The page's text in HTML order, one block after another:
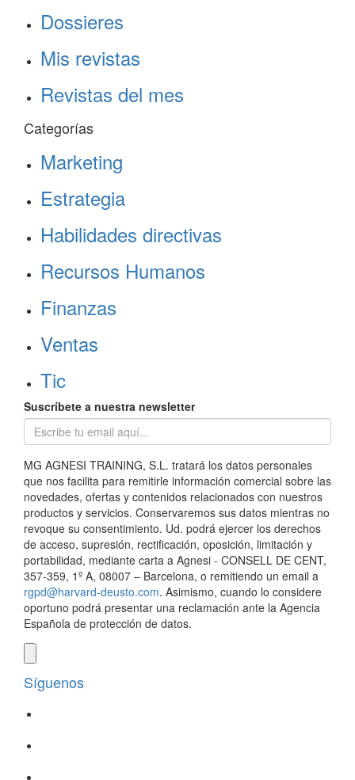
Dossieres
Mis revistas
Revistas del mes
Categorías
Marketing
Estrategia
Habilidades directivas
Recursos Humanos
Finanzas
Ventas
Tic
Suscríbete a nuestra newsletter
MG AGNESI TRAINING, S.L. tratará los datos personales
que nos facilita para remitirle información comercial sobre las
novedades, ofertas y contenidos relacionados con nuestros
productos y servicios. Conservaremos sus datos mientras no
revoque su consentimiento. Ud. podrá ejercer los derechos
de acceso, supresión, rectificación, oposición, limitación y
portabilidad, mediante carta a Agnesi - CONSELL DE CENT,
357-359, 1º A, 08007 – Barcelona, o remitiendo un email a
rgpd@harvard-deusto.com. Asimismo, cuando lo considere
oportuno podrá presentar una reclamación ante la Agencia
Española de protección de datos.
Síguenos